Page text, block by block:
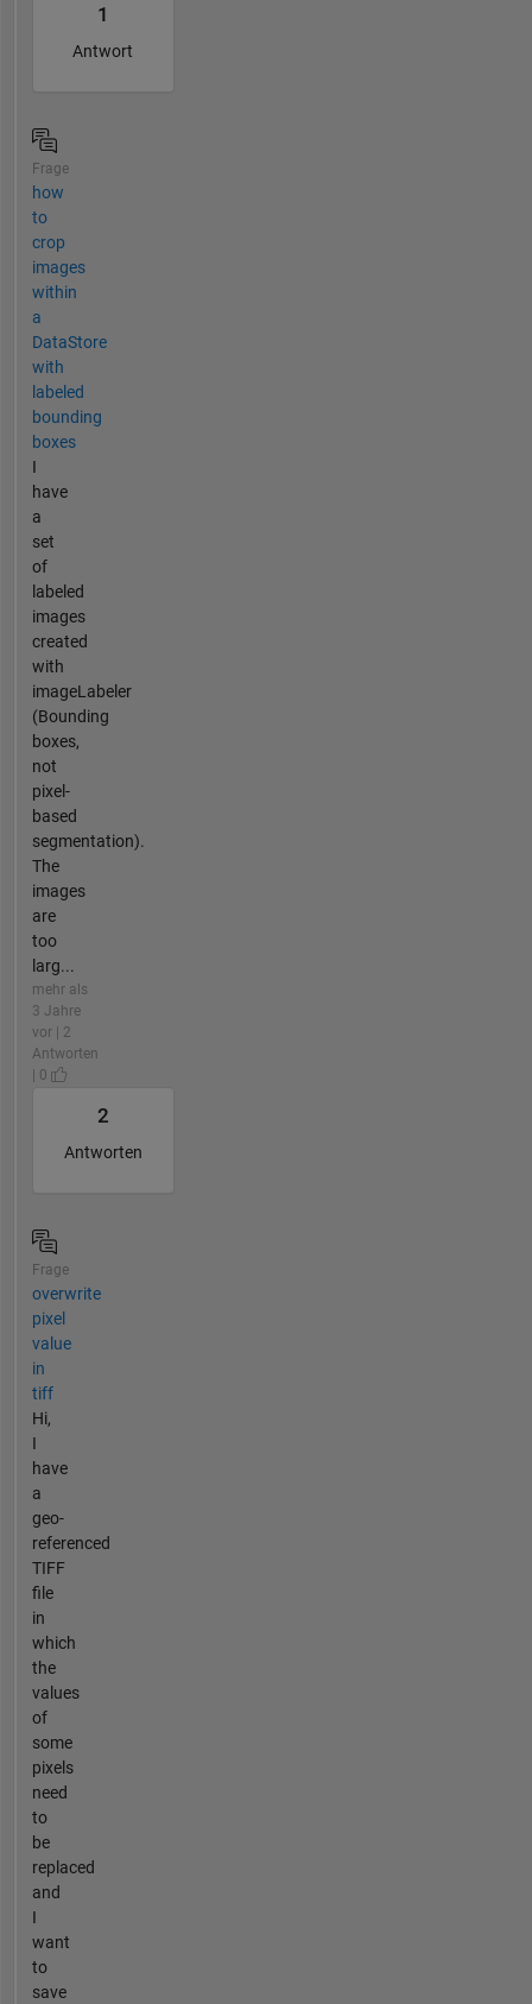
1
Antwort
Frage
how
to
crop
images
within
a
DataStore
with
labeled
bounding
boxes
I
have
a
set
of
labeled
images
created
with
imageLabeler
(Bounding
boxes,
not
pixel-
based
segmentation).
The
images
are
too
larg...
mehr als
3 Jahre
vor | 2
Antworten
| 0
2
Antworten
Frage
overwrite
pixel
value
in
tiff
Hi,
I
have
a
geo-
referenced
TIFF
file
in
which
the
values
of
some
pixels
need
to
be
replaced
and
I
want
to
save